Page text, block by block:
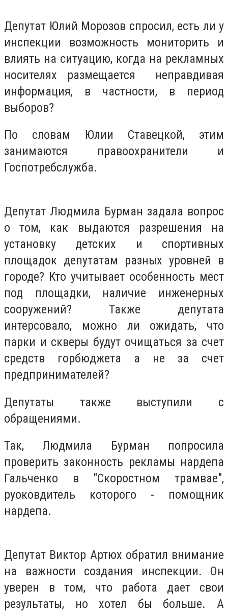
Депутат Юлий Морозов спросил, есть ли у
инспекции возможность мониторить и
влиять на ситуацию, когда на рекламных
носителях размещается неправдивая
информация, в частности, в период
выборов?
По словам Юлии Ставецкой, этим
занимаются правоохранители и
Госпотребслужба.
Депутат Людмила Бурман задала вопрос
о том, как выдаются разрешения на
установку детских и спортивных
площадок депутатам разных уровней в
городе? Кто учитывает особенность мест
под площадки, наличие инженерных
сооружений? Также депутата
интерсовало, можно ли ожидать, что
парки и скверы будут очищаться за счет
средств горбюджета а не за счет
предпринимателей?
Депутаты также выступили с
обращениями.
Так, Людмила Бурман попросила
проверить законность рекламы нардепа
Гальченко в "Скоростном трамвае",
руоковдитель которого - помощник
нардепа.
Депутат Виктор Артюх обратил внимание
на важности создания инспекции. Он
уверен в том, что работа дает свои
результаты, но хотел бы больше. А